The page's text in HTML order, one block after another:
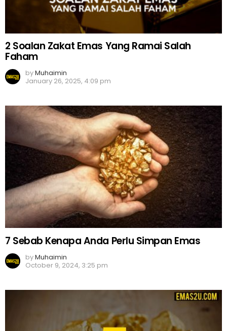
2 Soalan Zakat Emas Yang Ramai Salah
Faham
byMuhaimin
January 26, 2025, 4:09 pm
7 Sebab Kenapa Anda Perlu Simpan Emas
byMuhaimin
October 9, 2024, 3:25 pm